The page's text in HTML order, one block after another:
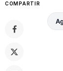
COMPARTIR